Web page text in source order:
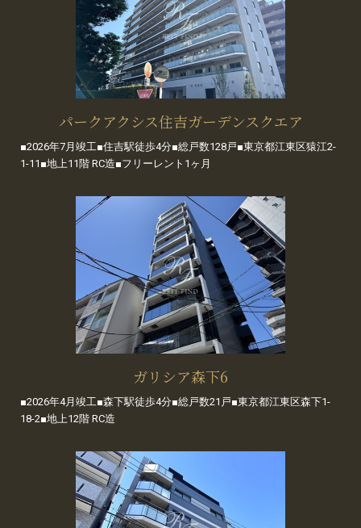
パークアクシス住吉ガーデンスクエア
■2026年7月竣工■住吉駅徒歩4分■総戸数128戸■東京都江東区猿江2-
1-11■地上11階 RC造■フリーレント1ヶ月
ガリシア森下6
■2026年4月竣工■森下駅徒歩4分■総戸数21戸■東京都江東区森下1-
18-2■地上12階 RC造